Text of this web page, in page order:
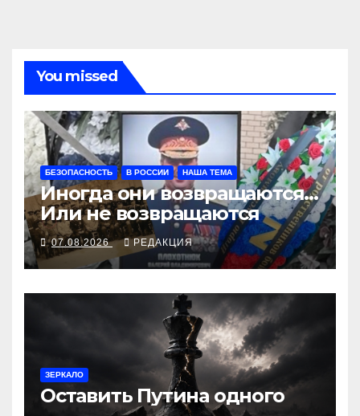
You missed
БЕЗОПАСНОСТЬ В РОССИИ НАША ТЕМА
Иногда они возвращаются…
Или не возвращаются
07.08.2026 РЕДАКЦИЯ
ЗЕРКАЛО
Оставить Путина одного